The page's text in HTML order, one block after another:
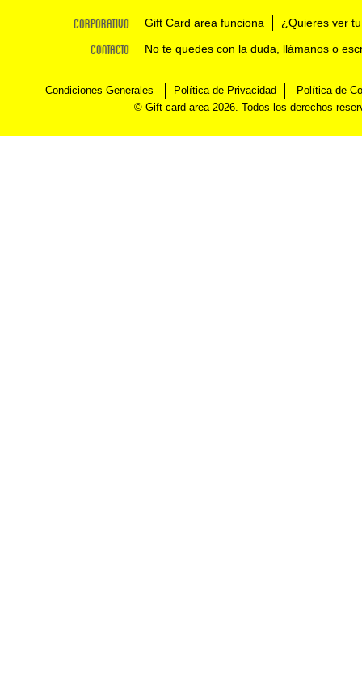
Corporativo Gift Card area funciona ¿Quieres ver
Contacto No te quedes con la duda, llámanos o
Condiciones Generales Política de Privacidad
Política de
© Gift card area 2026. Todos los derechos